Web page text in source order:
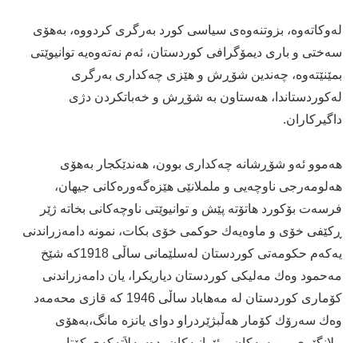
له‌وكاته‌وه‌، بزوتنه‌وه‌ی‌ سیاسی‌ كورد به‌رگری‌ كردووه‌، به‌هۆی‌
سه‌ختی‌ و باری‌ دیمۆگرافی‌ كوردستان، ئه‌م نه‌ته‌وه‌یه‌ توانیوێتی‌
بمێنێته‌وه‌، چه‌ندین شۆڕش و هێزی‌ چه‌كداری‌ به‌رگری‌
له‌كوردستاندا، هه‌ستاون به‌ شۆڕش و خه‌باتكردن دژی‌
داگیركاران.
هه‌موو ئه‌و شۆڕشانه‌ چه‌كداری‌ بوون، هه‌ندێكجار به‌هۆی‌
هه‌لومه‌رجی‌ ناوچه‌یی‌ و ململانێی‌ هێزه‌گه‌وره‌كانی‌ جیهان،
فرسه‌ت بۆكورد هاتۆته‌ پێش و توانیوێتی‌ ناوچه‌كانی‌ بخاته‌ ژێر
ڕكێفی‌ خۆی‌ و ماوه‌یه‌ك حوكمی‌ خۆی‌ بكات، نمونه‌ دامه‌زراندنی‌
یه‌كه‌م حكومه‌تی‌ كوردستان له‌سلێمانی‌ ساڵی‌ 1918كه‌ شێخ
مه‌حمود وه‌ك مه‌لیكی‌ كوردستان دیاریكرا، یان دامه‌زراندنی‌
كۆماری‌ كوردستان له‌ مه‌هاباد ساڵی‌ 1946 كه‌ قازی‌ محه‌مه‌د
وه‌ك سه‌رۆك كۆمار هه‌ڵبژێردراو دوای‌ یانزه‌ مانگ،به‌هۆی‌